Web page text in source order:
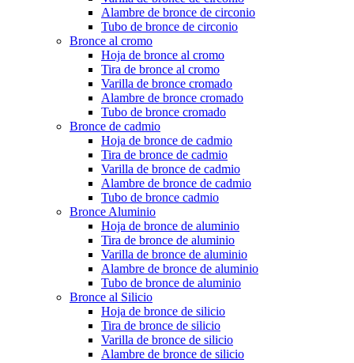
Alambre de bronce de circonio
Tubo de bronce de circonio
Bronce al cromo
Hoja de bronce al cromo
Tira de bronce al cromo
Varilla de bronce cromado
Alambre de bronce cromado
Tubo de bronce cromado
Bronce de cadmio
Hoja de bronce de cadmio
Tira de bronce de cadmio
Varilla de bronce de cadmio
Alambre de bronce de cadmio
Tubo de bronce cadmio
Bronce Aluminio
Hoja de bronce de aluminio
Tira de bronce de aluminio
Varilla de bronce de aluminio
Alambre de bronce de aluminio
Tubo de bronce de aluminio
Bronce al Silicio
Hoja de bronce de silicio
Tira de bronce de silicio
Varilla de bronce de silicio
Alambre de bronce de silicio